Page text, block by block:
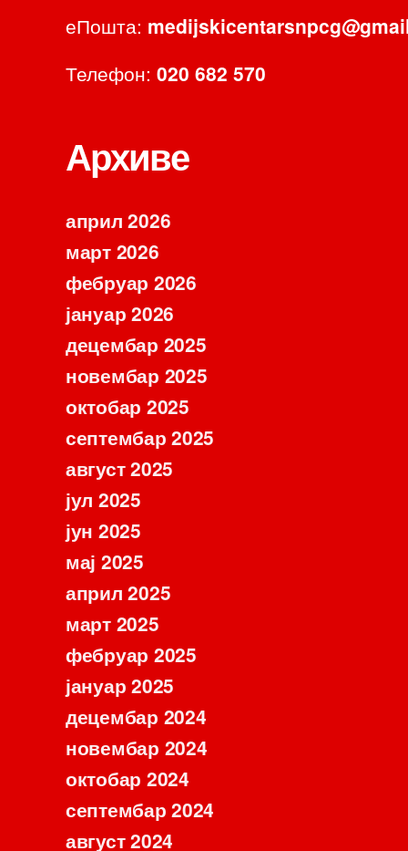
еПошта:
Телефон: 020 682 570
Архиве
април 2026
март 2026
фебруар 2026
јануар 2026
децембар 2025
новембар 2025
октобар 2025
септембар 2025
август 2025
јул 2025
јун 2025
мај 2025
април 2025
март 2025
фебруар 2025
јануар 2025
децембар 2024
новембар 2024
октобар 2024
септембар 2024
август 2024